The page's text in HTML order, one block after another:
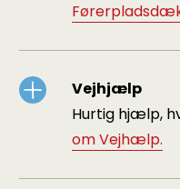
Vejhjælp
Hurtig hjælp,
om Vejhælp.